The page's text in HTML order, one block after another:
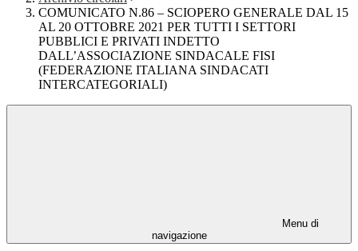
COMUNICATO N.86 – SCIOPERO GENERALE DAL 15
AL 20 OTTOBRE 2021 PER TUTTI I SETTORI
PUBBLICI E PRIVATI INDETTO
DALL’ASSOCIAZIONE SINDACALE FISI
(FEDERAZIONE ITALIANA SINDACATI
INTERCATEGORIALI)
Menu di
navigazione